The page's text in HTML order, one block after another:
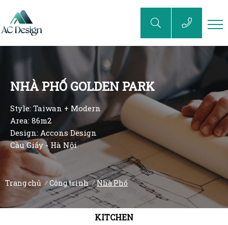
NHÀ PHỐ GOLDEN PARK
Style: Taiwan + Modern
Area: 86m2
Design: Accons Design
Cầu Giấy - Hà Nội
Trang chủ / Công trình / Nhà Phố
KITCHEN